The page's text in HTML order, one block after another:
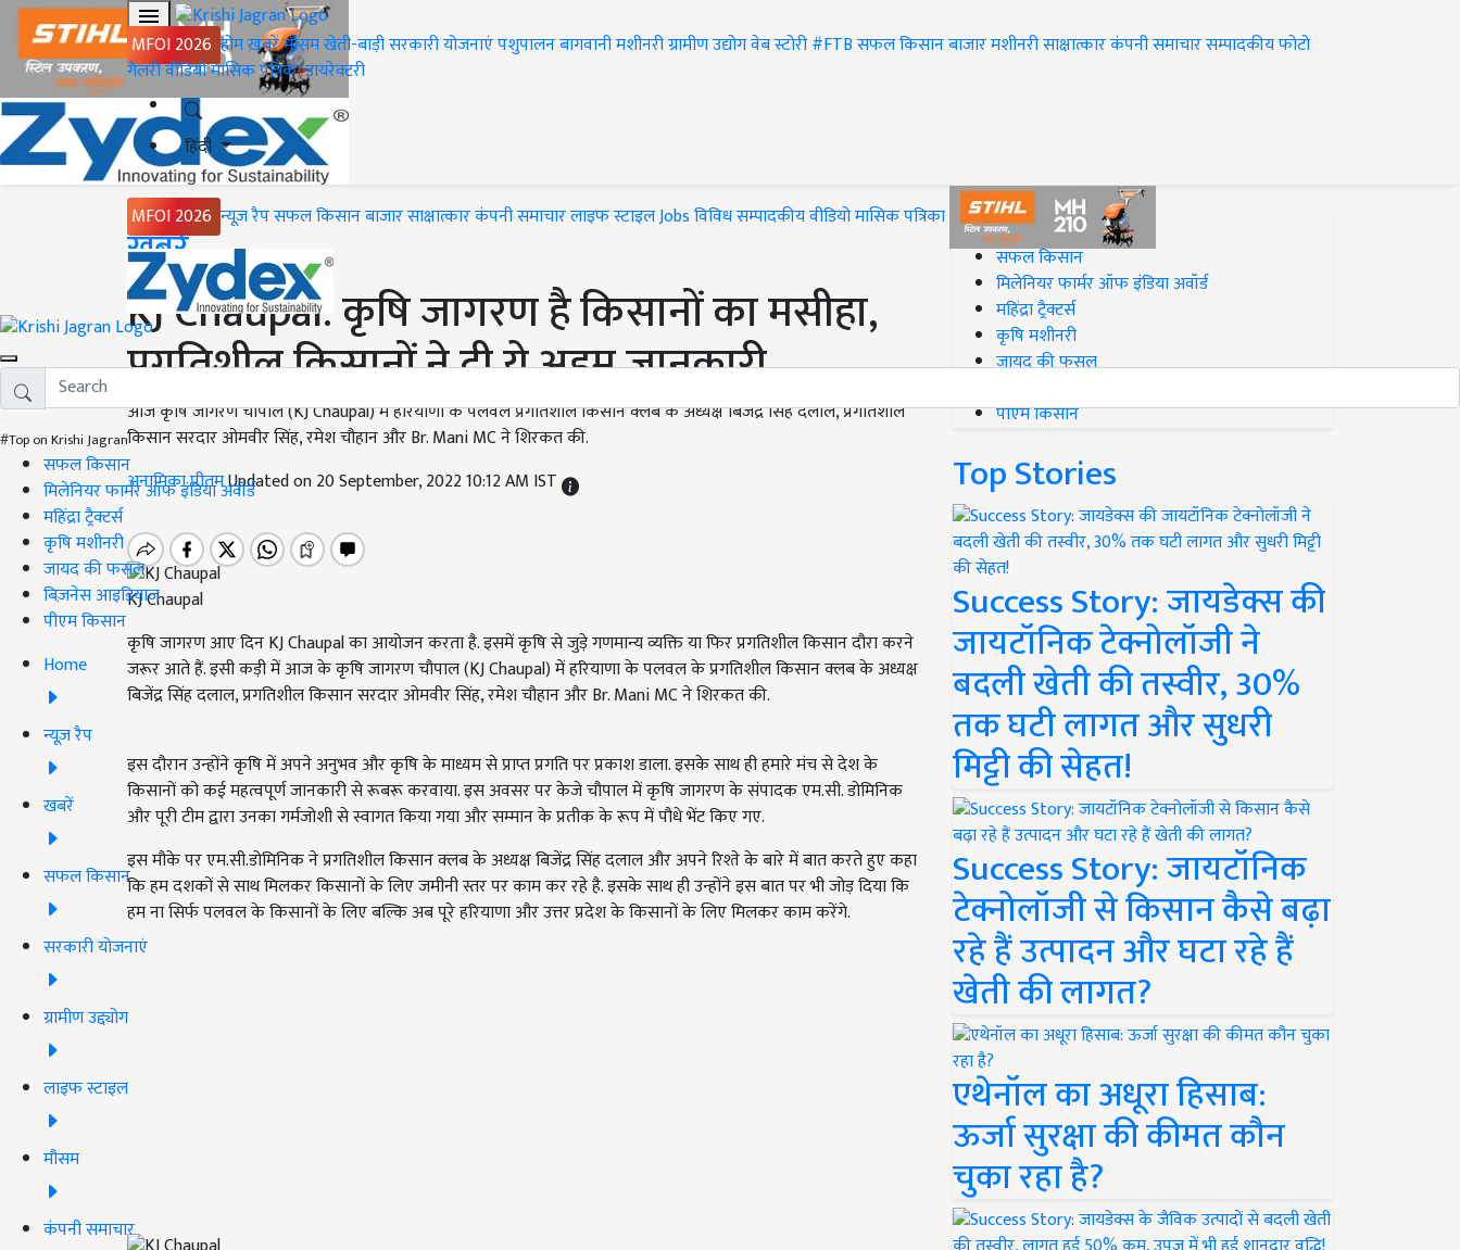
MFOI 2026 होमख़बरेंमौसमखेती-बाड़ीसरकारी योजनाएंपशुपालनबागवानीमशीनरीग्रामीण उद्योगवेब स्टोरी#FTBसफल किसानबाजारमशीनरीसाक्षात्कारकंपनी समाचारसम्पादकीयफोटो
गैलरीवीडियोमासिक पत्रिकाडायरेक्टरी
हिंदी
MFOI 2026 न्यूज़ रैपसफल किसानबाजारसाक्षात्कारकंपनी समाचारलाइफ स्टाइलJobsविविधसम्पादकीयवीडियोमासिक पत्रिका
#Top on Krishi Jagran
सफल किसान
मिलेनियर फार्मर ऑफ इंडिया अवॉर्ड
महिंद्रा ट्रैक्टर्स
कृषि मशीनरी
जायद की फसल
बिज़नेस आइडियाज
पीएम किसान
Home
न्यूज़ रैप
खबरें
सफल किसान
सरकारी योजनाएं
ग्रामीण उद्द्योग
लाइफ स्टाइल
मौसम
कंपनी समाचार
Home
ख़बरें
KJ Chaupal: कृषि जागरण है किसानों का मसीहा,
प्रगतिशील किसानों ने दी ये अहम जानकारी
आज कृषि जागरण चौपाल (KJ Chaupal) में हरियाणा के पलवल प्रगतिशील किसान क्लब के अध्यक्ष बिजेंद्र सिंह दलाल, प्रगतिशील
किसान सरदार ओमवीर सिंह, रमेश चौहान और Br. Mani MC ने शिरकत की.
अनामिका प्रीतमUpdated on 20 September, 2022 10:12 AM IST
KJ Chaupal
कृषि जागरण आए दिन KJ Chaupal का आयोजन करता है. इसमें कृषि से जुड़े गणमान्य व्यक्ति या फिर प्रगतिशील किसान दौरा करने
जरूर आते हैं. इसी कड़ी में आज के कृषि जागरण चौपाल (KJ Chaupal) में हरियाणा के पलवल के प्रगतिशील किसान क्लब के अध्यक्ष
बिजेंद्र सिंह दलाल, प्रगतिशील किसान सरदार ओमवीर सिंह, रमेश चौहान और Br. Mani MC ने शिरकत की.
इस दौरान उन्होंने कृषि में अपने अनुभव और कृषि के माध्यम से प्राप्त प्रगति पर प्रकाश डाला. इसके साथ ही हमारे मंच से देश के
किसानों को कई महत्वपूर्ण जानकारी से रूबरू करवाया. इस अवसर पर केजे चौपाल में कृषि जागरण के संपादक एम.सी. डोमिनिक
और पूरी टीम द्वारा उनका गर्मजोशी से स्वागत किया गया और सम्मान के प्रतीक के रूप में पौधे भेंट किए गए.
इस मौके पर एम.सी.डोमिनिक ने प्रगतिशील किसान क्लब के अध्यक्ष बिजेंद्र सिंह दलाल और अपने रिश्ते के बारे में बात करते हुए कहा
कि हम दशकों से साथ मिलकर किसानों के लिए जमीनी स्तर पर काम कर रहे है. इसके साथ ही उन्होंने इस बात पर भी जोड़ दिया कि
हम ना सिर्फ पलवल के किसानों के लिए बल्कि अब पूरे हरियाणा और उत्तर प्रदेश के किसानों के लिए मिलकर काम करेंगे.
#Top on Krishi Jagran
सफल किसान
मिलेनियर फार्मर ऑफ इंडिया अवॉर्ड
महिंद्रा ट्रैक्टर्स
कृषि मशीनरी
जायद की फसल
पीएम किसान
Top Stories
Success Story: जायडेक्स की
जायटॉनिक टेक्नोलॉजी ने
बदली खेती की तस्वीर, 30%
तक घटी लागत और सुधरी
मिट्टी की सेहत!
Success Story: जायटॉनिक
टेक्नोलॉजी से किसान कैसे बढ़ा
रहे हैं उत्पादन और घटा रहे हैं
खेती की लागत?
एथेनॉल का अधूरा हिसाब:
ऊर्जा सुरक्षा की कीमत कौन
चुका रहा है?